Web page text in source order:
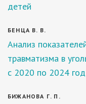
детей
БЕНЦА В. В.
Анализ
травматизма в
с 2020 по 2024 год
БИЖАНОВА Г. П.